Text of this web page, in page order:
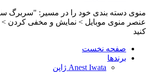
منوی دسته بندی خود را در مسیر: "سربرگ
عنصر منوی موبایل > نمایش و مخفی کردن >
کنید
صفحه نخست
برندها
Anest Iwata ژاپن